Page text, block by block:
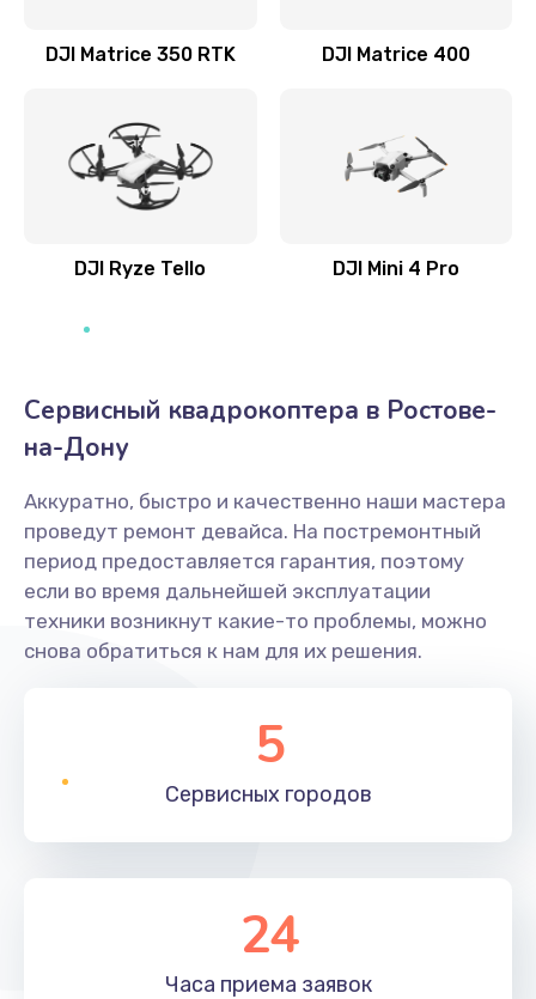
DJI Matrice 350 RTK DJI Matrice 400
DJI Ryze Tello DJI Mini 4 Pro
Сервисный квадрокоптера в Ростове-
на-Дону
Аккуратно, быстро и качественно наши мастера
проведут ремонт девайса. На постремонтный
период предоставляется гарантия, поэтому
если во время дальнейшей эксплуатации
техники возникнут какие-то проблемы, можно
снова обратиться к нам для их решения.
5
Сервисных городов
24
Часа приема заявок